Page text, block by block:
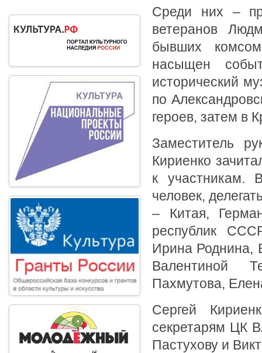
Среди них –
ветеранов
бывших
насыщен
исторический
по
героев, затем в
Заместитель
Кириенко
к участникам.
человек,
– Китая,
республик
Ирина Роднина,
Валентиной
Пахмутова,
Сергей
секретарям ЦК
Пастухову и